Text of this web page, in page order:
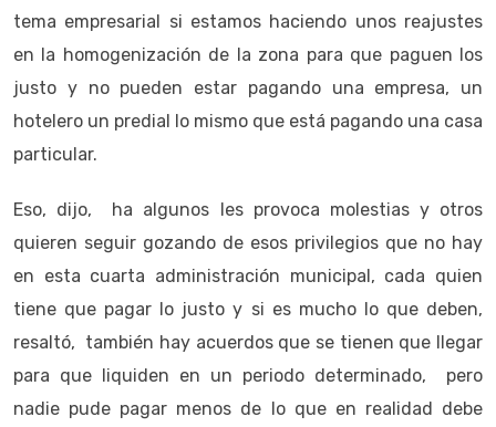
tema empresarial si estamos haciendo unos reajustes
en la homogenización de la zona para que paguen los
justo y no pueden estar pagando una empresa, un
hotelero un predial lo mismo que está pagando una casa
particular.
Eso, dijo, ha algunos les provoca molestias y otros
quieren seguir gozando de esos privilegios que no hay
en esta cuarta administración municipal, cada quien
tiene que pagar lo justo y si es mucho lo que deben,
resaltó, también hay acuerdos que se tienen que llegar
para que liquiden en un periodo determinado, pero
nadie pude pagar menos de lo que en realidad debe